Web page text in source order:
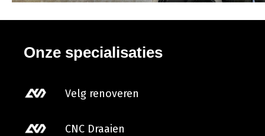
Onze specialisaties
Velg renoveren
CNC Draaien